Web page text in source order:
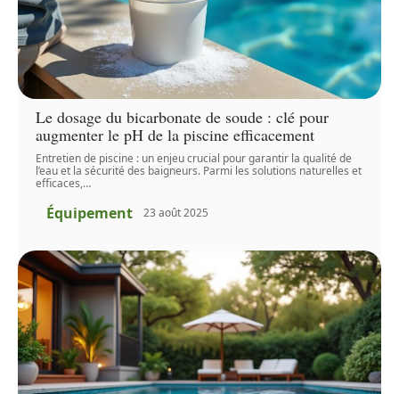
Le dosage du bicarbonate de soude : clé pour
augmenter le pH de la piscine efficacement
Entretien de piscine : un enjeu crucial pour garantir la qualité de
l’eau et la sécurité des baigneurs. Parmi les solutions naturelles et
efficaces,…
Équipement 23 août 2025